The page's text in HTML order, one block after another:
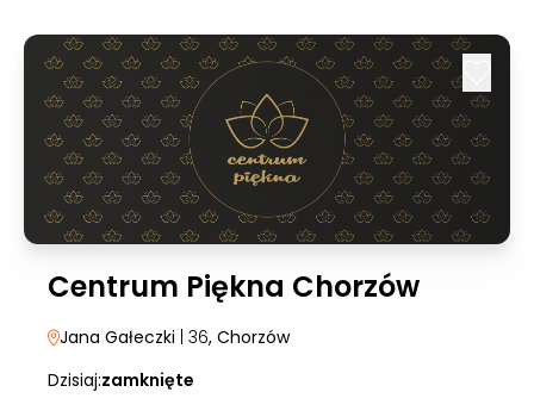
Centrum Piękna Chorzów
Jana Gałeczki | 36, Chorzów
Dzisiaj:zamknięte